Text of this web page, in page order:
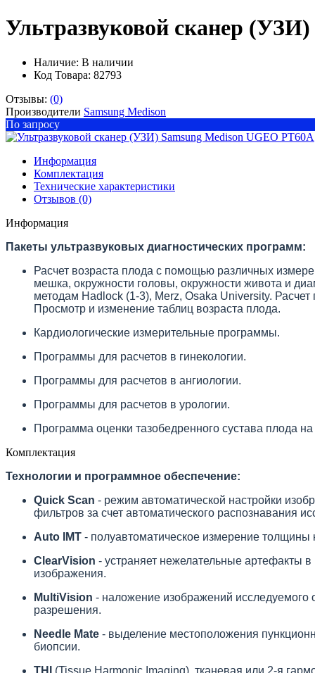
Ультразвуковой сканер
Наличие: В наличии
Код Товара: 82793
Отзывы: (0)
Производители Samsung Medison
По запросу
Информация
Комплектация
Технические характеристики
Отзывов (0)
Информация
Пакеты ультразвуковых диагностических программ:
Расчет возраста плода с помощью различных
мешка, окружности головы, окружности живота и
методам Hadlock (1-3), Merz, Osaka University.
Просмотр и изменение таблиц возраста плода.
Кардиологические измерительные программы.
Программы для расчетов в гинекологии.
Программы для расчетов в ангиологии.
Программы для расчетов в урологии.
Программа оценки тазобедренного сустава плода
Комплектация
Технологии и программное обеспечение:
Quick Scan - режим автоматической настройки
фильтров за счет автоматического распознавания
Auto IMT - полуавтоматическое измерение
ClearVision - устраняет нежелательные артефакты
изображения.
MultiVision - наложение изображений исследуемого
разрешения.
Needle Mate - выделение местоположения
биопсии.
THI
(Tissue Harmonic Imaging), тканевая или 2-я